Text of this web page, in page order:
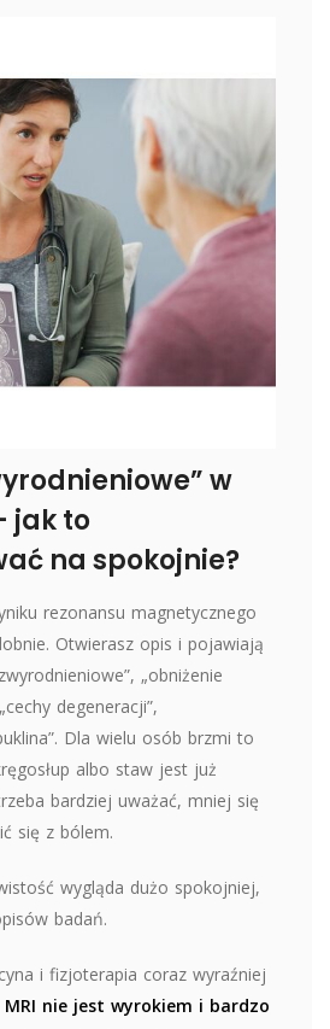
w
jak to
na spokojnie?
rezonansu magnetycznego
Otwierasz opis i pojawiają
„obniżenie
degeneracji”,
Dla wielu osób brzmi to
albo staw jest już
bardziej uważać, mniej się
się z bólem.
wygląda dużo spokojniej,
badań.
i fizjoterapia coraz wyraźniej
nie jest wyrokiem i bardzo